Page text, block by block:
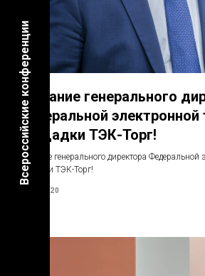
Всероссийские конференции
Послание генерального
Федеральной электронной
площадки ТЭК-Торг!
Послание генерального директора Федеральной
площадки ТЭК-Торг!
13.07.2020